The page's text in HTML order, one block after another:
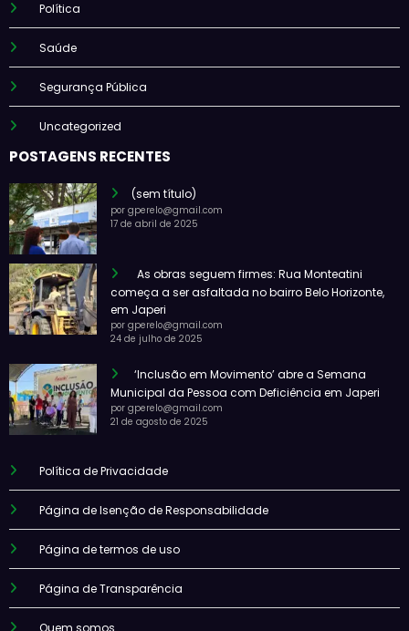
Política
Saúde
Segurança Pública
Uncategorized
POSTAGENS RECENTES
(sem título)
por gperelo@gmail.com
17 de abril de 2025
As obras seguem firmes: Rua Monteatini
começa a ser asfaltada no bairro Belo Horizonte,
em Japeri
por gperelo@gmail.com
24 de julho de 2025
‘Inclusão em Movimento’ abre a Semana
Municipal da Pessoa com Deficiência em Japeri
por gperelo@gmail.com
21 de agosto de 2025
Política de Privacidade
Página de Isenção de Responsabilidade
Página de termos de uso
Página de Transparência
Quem somos